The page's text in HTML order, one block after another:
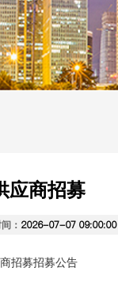
应商招募
： 2026-07-07 09:00:00
招募招募公告